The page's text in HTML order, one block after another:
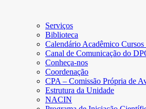
Serviços
Biblioteca
Calendário Acadêmico Cursos
Canal de Comunicação do
Conheça-nos
Coordenação
CPA – Comissão Própria de
Estrutura da Unidade
NACIN